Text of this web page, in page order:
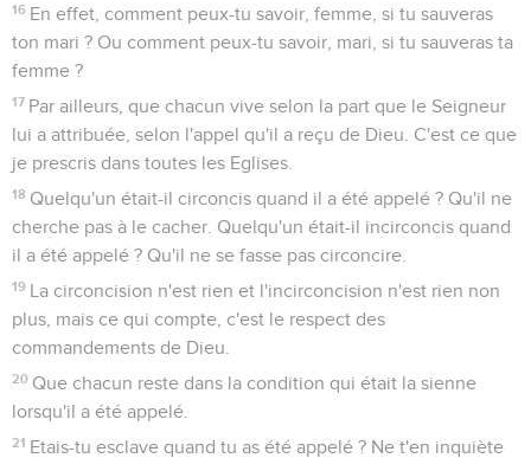
16 En effet, comment peux-tu savoir, femme, si tu sauveras
ton mari ? Ou comment peux-tu savoir, mari, si tu sauveras ta
femme ?
17 Par ailleurs, que chacun vive selon la part que le Seigneur
lui a attribuée, selon l'appel qu'il a reçu de Dieu. C'est ce que
je prescris dans toutes les Eglises.
18 Quelqu'un était-il circoncis quand il a été appelé ? Qu'il ne
cherche pas à le cacher. Quelqu'un était-il incirconcis quand
il a été appelé ? Qu'il ne se fasse pas circoncire.
19 La circoncision n'est rien et l'incirconcision n'est rien non
plus, mais ce qui compte, c'est le respect des
commandements de Dieu.
20 Que chacun reste dans la condition qui était la sienne
lorsqu'il a été appelé.
21 Etais-tu esclave quand tu as été appelé ? Ne t'en inquiète